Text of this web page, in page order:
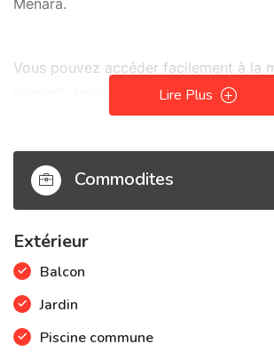
Ménara.
Vous pouvez accéder facilement à la
passant devant le célèbre palace La
Au niveau de la résidence vous
Lire Plus
Commodites
Extérieur
Balcon
Jardin
Piscine commune